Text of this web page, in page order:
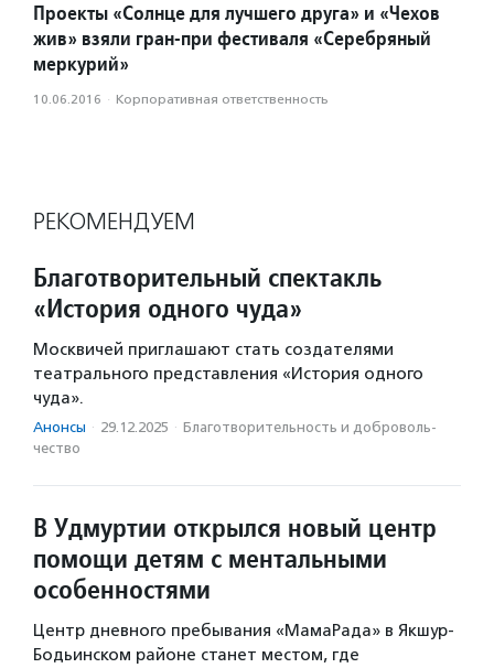
Проекты «Солнце для лучшего друга» и «Чехов
жив» взяли гран-при фестиваля «Серебряный
меркурий»
10.06.2016 · Корпоративная ответственность
РЕКОМЕНДУЕМ
Благотворительный спектакль
«История одного чуда»
Москвичей приглашают стать создателями
театрального представления «История одного
чуда».
Анонсы · 29.12.2025 · Благотвори­тель­ность и доброволь­
чест­во
В Удмуртии открылся новый центр
помощи детям с ментальными
особенностями
Центр дневного пребывания «МамаРада» в Якшур-
Бодьинском районе станет местом, где